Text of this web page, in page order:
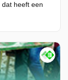
heeft een